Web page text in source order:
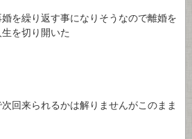
を繰り返す事になりそうなので離婚を
を切り開いた
回来られるかは解りませんがこのまま